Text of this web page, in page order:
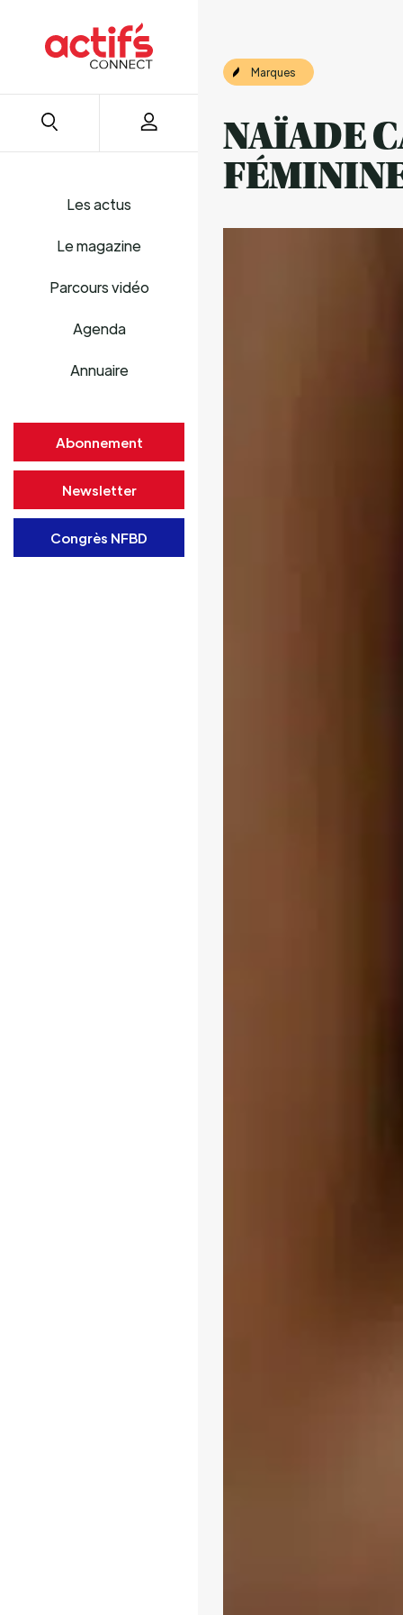
Les actus
Le magazine
Parcours vidéo
Agenda
Annuaire
Abonnement
Newsletter
Congrès NFBD
Marques
NAÏADE